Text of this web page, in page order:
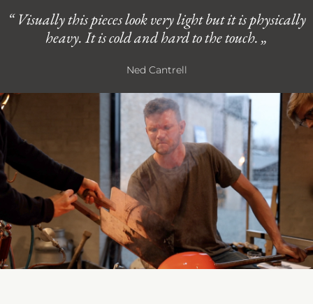
“ Visually this pieces look very light but it is physically
heavy. It is cold and hard to the touch. „
Ned Cantrell